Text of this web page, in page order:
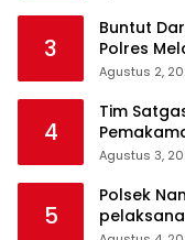
3
Buntut
Polres
Agustus 2,
4
Tim
Agustus 3,
5
Polsek